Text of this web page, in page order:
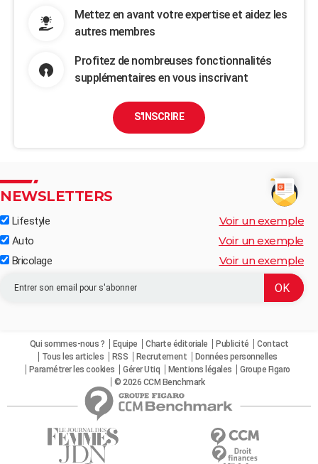
Mettez en avant votre expertise et aidez les
autres membres
Profitez de nombreuses fonctionnalités
supplémentaires en vous inscrivant
S'INSCRIRE
NEWSLETTERS
Lifestyle Voir un exemple
Auto Voir un exemple
Bricolage Voir un exemple
Qui sommes-nous ? Equipe Charte éditoriale Publicité
Contact
Tous les articles
RSS Recrutement
Données personnelles
Paramétrer les cookies
Gérer Utiq Mentions légales
Groupe Figaro
© 2026 CCM Benchmark